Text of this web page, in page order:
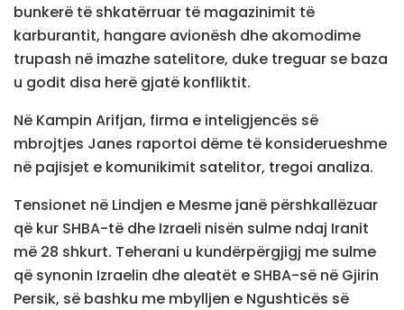
bunkerë të shkatërruar të magazinimit të
karburantit, hangare avionësh dhe akomodime
trupash në imazhe satelitore, duke treguar se baza
u godit disa herë gjatë konfliktit.
Në Kampin Arifjan, firma e inteligjencës së
mbrojtjes Janes raportoi dëme të konsiderueshme
në pajisjet e komunikimit satelitor, tregoi analiza.
Tensionet në Lindjen e Mesme janë përshkallëzuar
që kur SHBA-të dhe Izraeli nisën sulme ndaj Iranit
më 28 shkurt. Teherani u kundërpërgjigj me sulme
që synonin Izraelin dhe aleatët e SHBA-së në Gjirin
Persik, së bashku me mbylljen e Ngushticës së